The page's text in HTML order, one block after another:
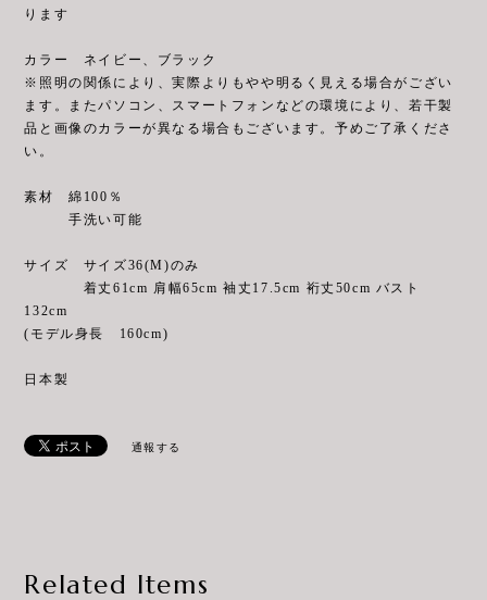
ります
カラー ネイビー、ブラック
※照明の関係により、実際よりもやや明るく見える場合がござい
ます。またパソコン、スマートフォンなどの環境により、若干製
品と画像のカラーが異なる場合もございます。予めご了承くださ
い。
素材 綿100％
手洗い可能
サイズ サイズ36(M)のみ
着丈61cm 肩幅65cm 袖丈17.5cm 裄丈50cm バスト
132cm
(モデル身長 160cm)
日本製
通報する
Related Items